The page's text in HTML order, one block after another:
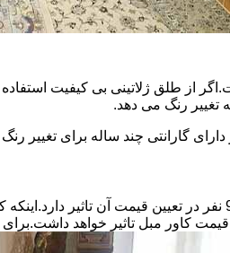
از طلق ژلاتینی بی کیفیت
تغییر رنگ می دهد.
گارانتی چند ساله برای تغییر
قیمت دوخت کاور مبل بستگی به نوع سفارش شما و منصف بودن دوزنده کاور مبل دارد.اینکه کاور مبل سفارشی
کاور مبل تاثیر خواهد داشت.برای